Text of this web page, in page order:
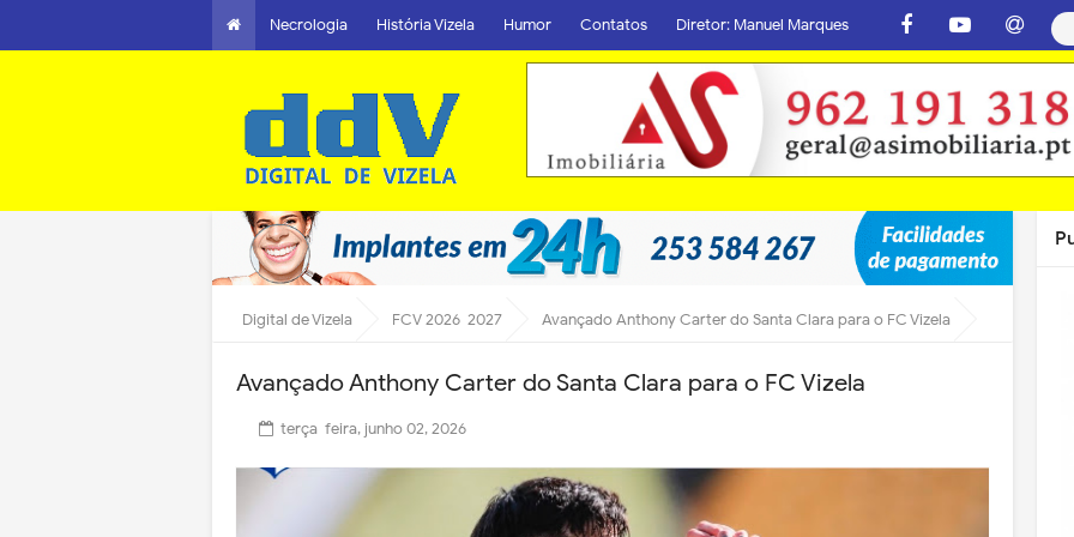
Necrologia História Vizela Humor Contatos Diretor: Manuel Marques
Digital de Vizela FCV 2026-2027 Avançado Anthony Carter do Santa Clara para o FC Vizela
Avançado Anthony Carter do Santa Clara para o FC Vizela
terça-feira, junho 02, 2026